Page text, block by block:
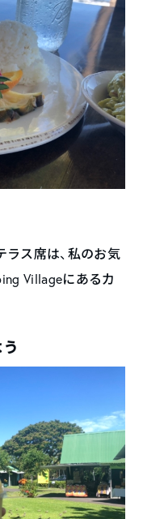
ス席は、私のお気
Villageにあるカ